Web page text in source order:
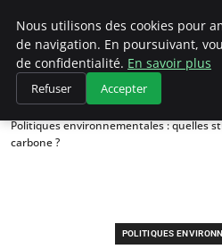
Accueil
Politiques environnementales
Politiques environnementales : quelles
carbone ?
POLITIQUES
Nous utilisons des cookies pour
de navigation. En poursuivant,
de confidentialité. En savoir plus
Refuser Accepter